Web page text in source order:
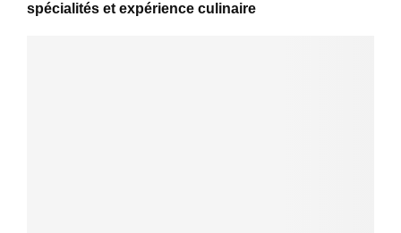
spécialités et expérience culinaire